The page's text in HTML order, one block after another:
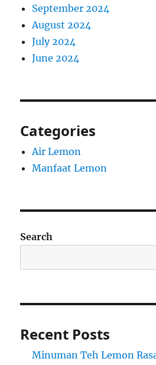
September 2024
August 2024
July 2024
June 2024
Categories
Air Lemon
Manfaat Lemon
Search
Recent Posts
Minuman Teh Lemon